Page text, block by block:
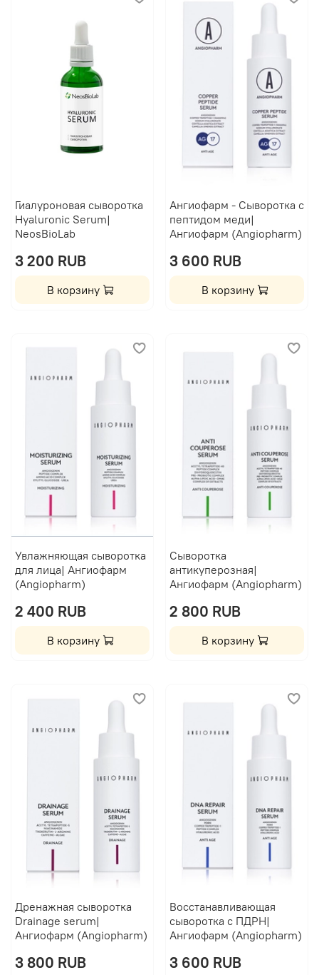
Гиалуроновая сыворотка
Hyaluronic Serum|
NeosBioLab
3 200 RUB
В корзину
Ангиофарм - Сыворотка с
пептидом меди|
Ангиофарм (Angiopharm)
3 600 RUB
В корзину
Увлажняющая сыворотка
для лица| Ангиофарм
(Angiopharm)
2 400 RUB
В корзину
Сыворотка
антикуперозная|
Ангиофарм (Angiopharm)
2 800 RUB
В корзину
Дренажная сыворотка
Drainage serum|
Ангиофарм (Angiopharm)
3 800 RUB
Восстанавливающая
сыворотка с ПДРН|
Ангиофарм (Angiopharm)
3 600 RUB